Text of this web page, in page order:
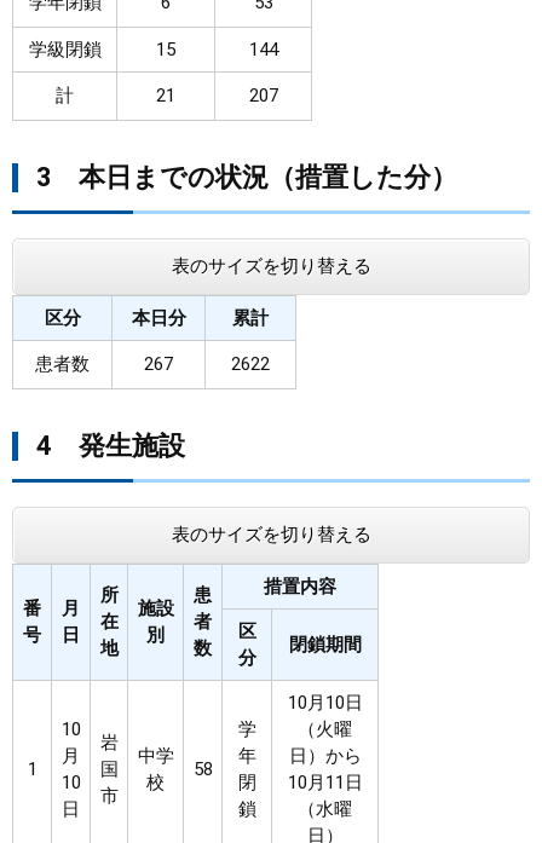
学級閉鎖 15 144
計 21 207
3 本日までの状況（措置した分）
表のサイズを切り替える
区分 本日分 累計
患者数 267 2622
4 発生施設
表のサイズを切り替える
番
号
月
日
所
在
地
施設
別
患
者
数
措置内容
区
分
閉鎖期間
1
10
月
10
日
岩
国
市
中学
校
58
学
年
閉
鎖
10月10日
（火曜
日）から
10月11日
（水曜
日）